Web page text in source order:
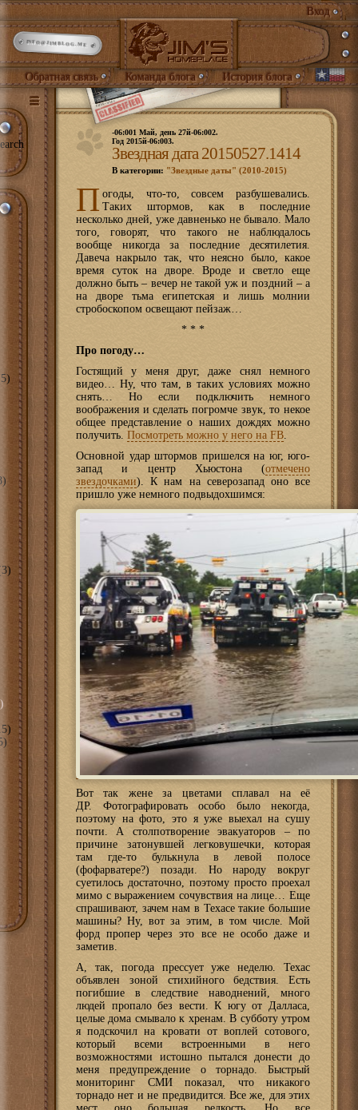
Вход
INFO@JIMBLOG.ME
Обратная связь Команда блога История блога
-06:001 Май, день 27й-06:002.
Год 2015й-06:003.
Звездная дата 20150527.1414
В категории: "Звездные даты" (2010-2015)
П огоды, что-то, совсем разбушевались.
Таких штормов, как в последние
несколько дней, уже давненько не бывало. Мало
того, говорят, что такого не наблюдалось
вообще никогда за последние десятилетия.
Давеча накрыло так, что неясно было, какое
время суток на дворе. Вроде и светло еще
должно быть – вечер не такой уж и поздний – а
на дворе тьма египетская и лишь молнии
стробоскопом освещают пейзаж…
* * *
Про погоду…
Гостящий у меня друг, даже снял немного
видео… Ну, что там, в таких условиях можно
снять… Но если подключить немного
воображения и сделать погромче звук, то некое
общее представление о наших дождях можно
получить. Посмотреть можно у него на FB.
Основной удар штормов пришелся на юг, юго-
запад и центр Хьюстона (отмечено
звездочками). К нам на северозапад оно все
пришло уже немного подвыдохшимся:
Вот так жене за цветами сплавал на её
ДР. Фотографировать особо было некогда,
поэтому на фото, это я уже выехал на сушу
почти. А столпотворение эвакуаторов – по
причине затонувшей легковушечки, которая
там где-то булькнула в левой полосе
(фофарватере?) позади. Но народу вокруг
суетилось достаточно, поэтому просто проехал
мимо с выражением сочувствия на лице… Еще
спрашивают, зачем нам в Техасе такие большие
машины? Ну, вот за этим, в том числе. Мой
форд пропер через это все не особо даже и
заметив.
А, так, погода прессует уже неделю. Техас
объявлен зоной стихийного бедствия. Есть
погибшие в следствие наводнений, много
людей пропало без вести. К югу от Далласа,
целые дома смывало к хренам. В субботу утром
я подскочил на кровати от воплей сотового,
который всеми встроенными в него
возможностями истошно пытался донести до
меня предупреждение о торнадо. Быстрый
мониторинг СМИ показал, что никакого
торнадо нет и не предвидится. Все же, для этих